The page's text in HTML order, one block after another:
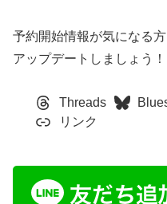
予約開始情報が気になる
アップデートしましょう！
Threads
リンク